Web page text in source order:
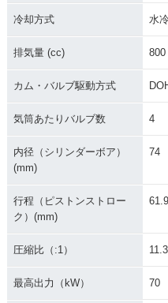
冷却方式 水
排気量 (cc) 800
カム・バルブ駆動方式
気筒あたりバルブ数 4
内径（シリンダーボア）
(mm)
74
行程（ピストンストロー
ク）(mm)
61.9
圧縮比（:1） 11.3
最高出力（kW） 70